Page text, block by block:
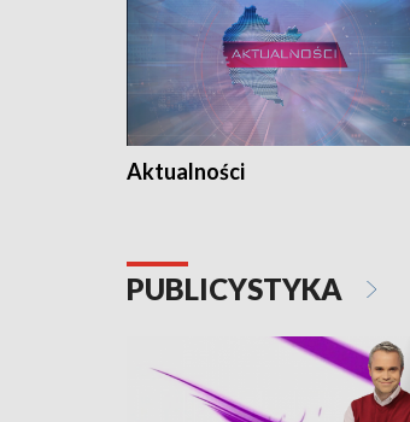
Aktualności
PUBLICYSTYKA